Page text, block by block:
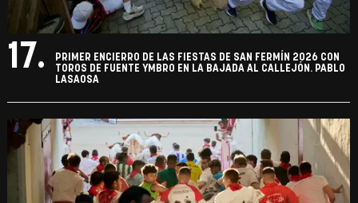
17.
PRIMER ENCIERRO DE LAS FIESTAS DE SAN FERMÍN 2026 CON
TOROS DE FUENTE YMBRO EN LA BAJADA AL CALLEJÓN. PABLO
LASAOSA